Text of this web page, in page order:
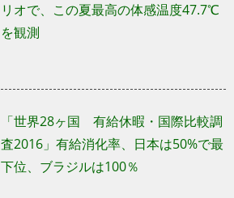
リオで、この夏最高の体感温度47.7℃
を観測
「世界28ヶ国 有給休暇・国際比較調
査2016」有給消化率、日本は50%で最
下位、ブラジルは100％